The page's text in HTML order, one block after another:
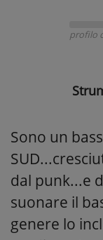
profilo
Sono un
dal punk...e
suonare il
genere lo